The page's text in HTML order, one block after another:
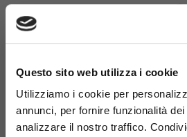
Questo sito web utilizza i cookie
Utilizziamo i cookie per
annunci, per fornire funzionalità
analizzare il nostro traffico.